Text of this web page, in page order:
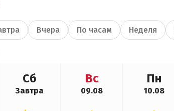
Вчера По часам Неделя
Сб
Завтра
Вс
09.08
Пн
10.08